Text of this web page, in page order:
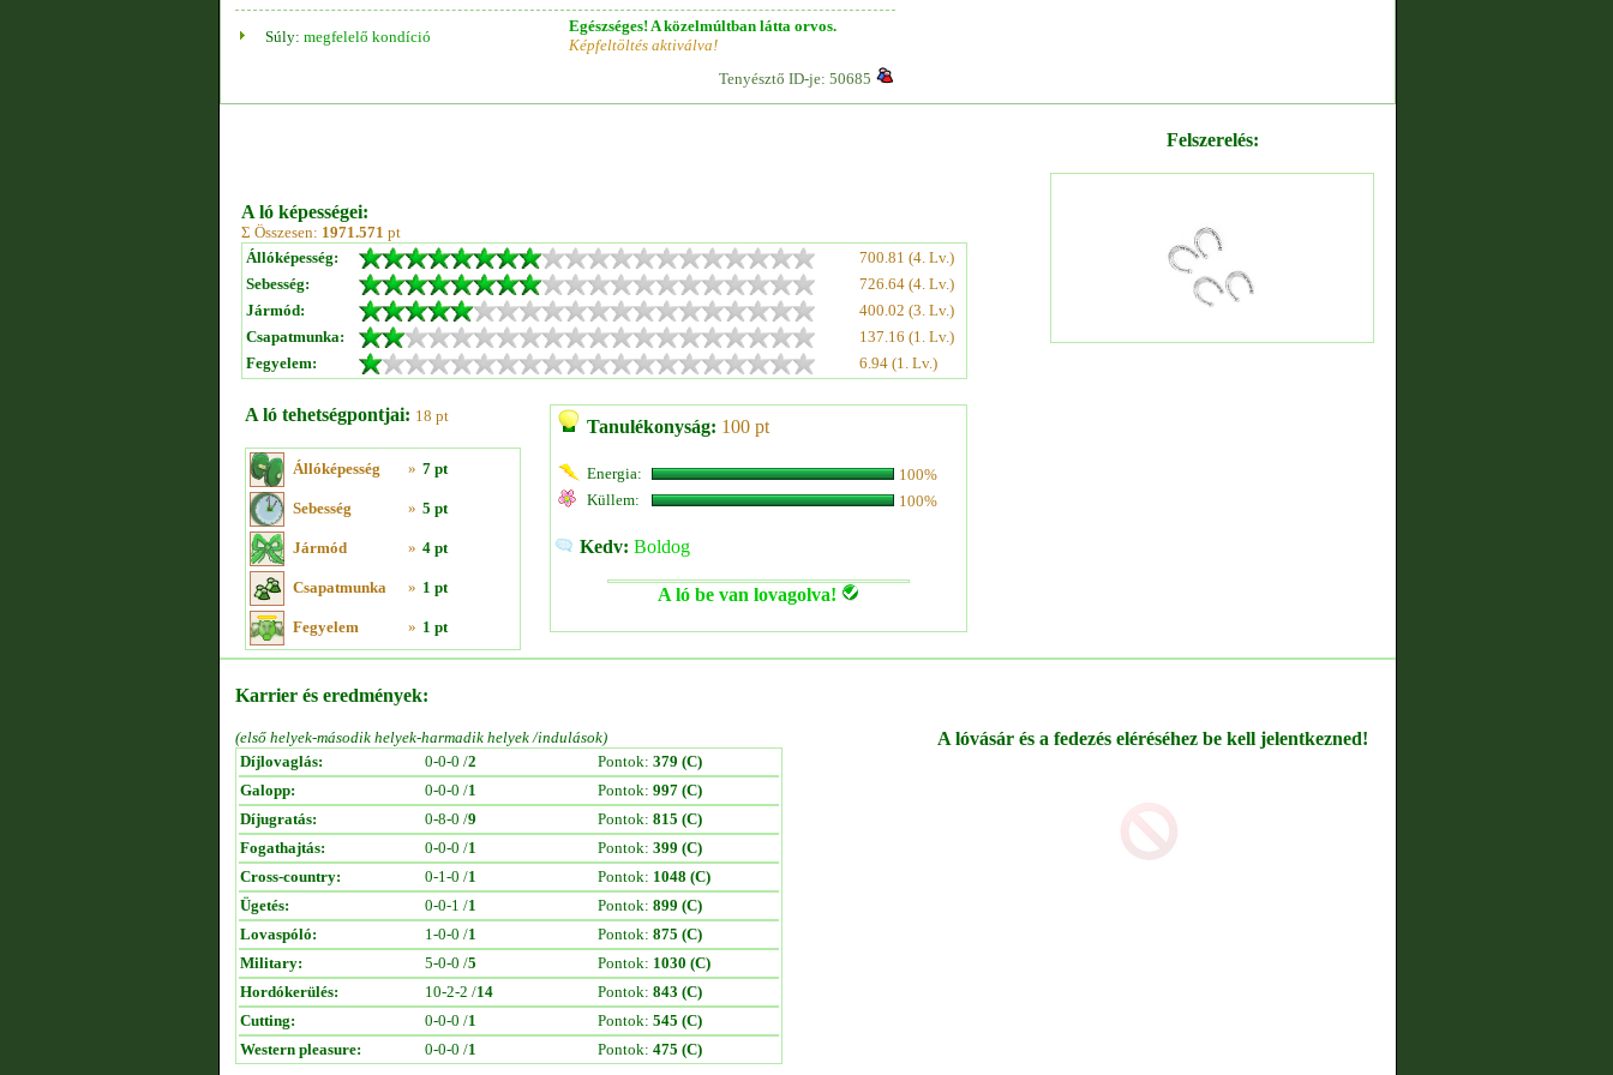
Súly: megfelelő kondíció
Egészséges! A közelmúltban látta orvos.
Képfeltöltés aktiválva!
Tenyésztő ID-je: 50685
A ló képességei:
Σ Összesen: 1971.571 pt
Állóképesség:
700.81 (4. Lv.)
Sebesség:
726.64 (4. Lv.)
Jármód:
400.02 (3. Lv.)
Csapatmunka:
137.16 (1. Lv.)
Fegyelem:
6.94 (1. Lv.)
A ló tehetségpontjai: 18 pt
Állóképesség » 7 pt
Sebesség » 5 pt
Jármód » 4 pt
Csapatmunka » 1 pt
Fegyelem » 1 pt
Tanulékonyság: 100 pt
Energia:
100%
Küllem:
100%
Kedv: Boldog
A ló be van lovagolva!
Felszerelés:
Karrier és eredmények:
(első helyek-második helyek-harmadik helyek /indulások)
Díjlovaglás:
0-0-0 /2 Pontok: 379 (C)
Galopp:
0-0-0 /1 Pontok: 997 (C)
Díjugratás:
0-8-0 /9 Pontok: 815 (C)
Fogathajtás:
0-0-0 /1 Pontok: 399 (C)
Cross-country:
0-1-0 /1 Pontok: 1048 (C)
Ügetés:
0-0-1 /1 Pontok: 899 (C)
Lovaspóló:
1-0-0 /1 Pontok: 875 (C)
Military:
5-0-0 /5 Pontok: 1030 (C)
Hordókerülés:
10-2-2 /14 Pontok: 843 (C)
Cutting:
0-0-0 /1 Pontok: 545 (C)
Western pleasure:
0-0-0 /1 Pontok: 475 (C)
A lóvásár és a fedezés eléréséhez be kell jelentkezned!